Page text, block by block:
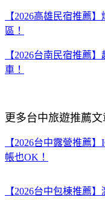
【2026高雄民宿推薦
區！
【2026台南民宿推薦
車！
更多台中旅遊推薦文
【2026台中露營推薦
帳也OK！
【2026台中包棟推薦